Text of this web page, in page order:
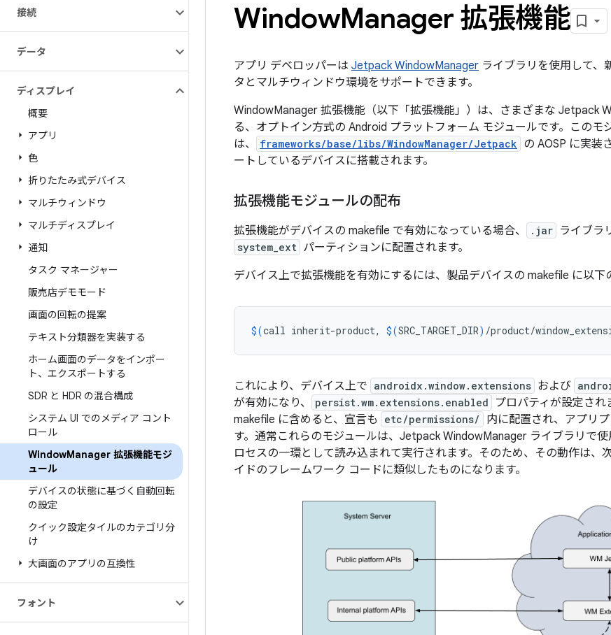
接続
データ
ディスプレイ
概要
アプリ
色
折りたたみ式デバイス
マルチウィンドウ
マルチディスプレイ
通知
タスク マネージャー
販売店デモモード
画面の回転の提案
テキスト分類器を実装する
ホーム画面のデータをインポー
ト、エクスポートする
SDR と HDR の混合構成
システム UI でのメディア コント
ロール
WindowManager 拡張機能モジ
ュール
デバイスの状態に基づく自動回転
の設定
クイック設定タイルのカテゴリ分
け
大画面のアプリの互換性
フォント
WindowManager 拡張機能
アプリ デベロッパーは Jetpack WindowManager ライブラリを使用して、
タとマルチウィンドウ環境をサポートできます。
WindowManager 拡張機能（以下「拡張機能」）は、さまざまな Jetpack
る、オプトイン方式の Android プラットフォーム モジュールです。このモ
は、
frameworks/base/libs/WindowManager/Jetpack の AOSP に実装
ートしているデバイスに搭載されます。
拡張機能モジュールの配布
拡張機能がデバイスの makefile で有効になっている場合、 .jar ライブラ
system_ext パーティションに配置されます。
デバイス上で拡張機能を有効にするには、製品デバイスの makefile に以下
$(call inherit-product, $(SRC_TARGET_DIR) /product/
これにより、デバイス上で androidx.window.extensions および
が有効になり、
persist.wm.extensions.enabled
プロパティが設定され
makefile に含めると、宣言も
etc/permissions/
内に配置され、アプリ
す。通常これらのモジュールは、Jetpack WindowManager ライブラリで
ロセスの一環として読み込まれて実行されます。そのため、その動作は、
イドのフレームワーク コードに類似したものになります。